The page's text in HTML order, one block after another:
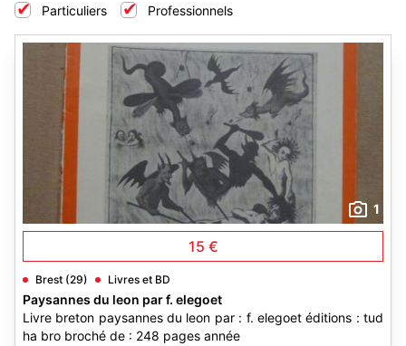
Particuliers Professionnels
1
15 €
Brest (29) Livres et BD
Paysannes du leon par f. elegoet
Livre breton paysannes du leon par : f. elegoet éditions : tud
ha bro broché de : 248 pages année